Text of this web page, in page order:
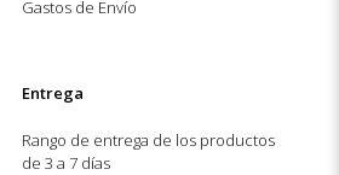
Gastos de Envío
Entrega
Rango de entrega de los productos
de 3 a 7 días